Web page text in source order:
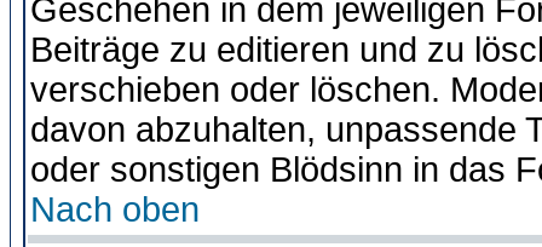
Geschehen in dem jeweiligen
Beiträge zu editieren und zu
verschieben oder löschen.
davon abzuhalten, unpassende
oder sonstigen Blödsinn in das
Nach oben